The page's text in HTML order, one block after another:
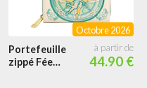
Portefeuille
zippé Fée
44.90 €
Octobre 2026